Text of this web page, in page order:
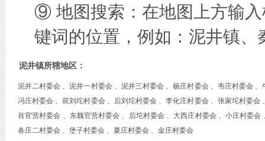
⑨ 地图搜索：在地图上方输
键词的位置，例如：泥井镇、
泥井镇所辖地区：
泥井二村委会 、泥井一村委会 、泥井三村委会 、杨庄村委会 、韦庄村委会
冯庄村委会 、前刘坨村委会 、后刘坨村委会 、李化庄村委会 、张家坨村委
肖官营村委会 、东魏官营村委会 、后坨村委会 、大西庄村委会 、小庄村委
各庄二村委会 、堡子村委会 、夏庄村委会 、金庄村委会